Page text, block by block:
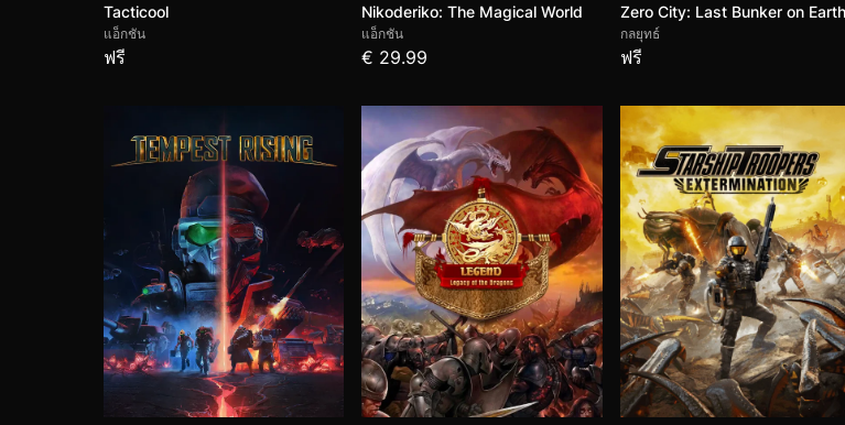
Tacticool
แอ็กชัน
ฟรี
Nikoderiko: The Magical World
แอ็กชัน
€ 29.99
Zero City: Last Bunker on Earth
กลยุทธ์
ฟรี